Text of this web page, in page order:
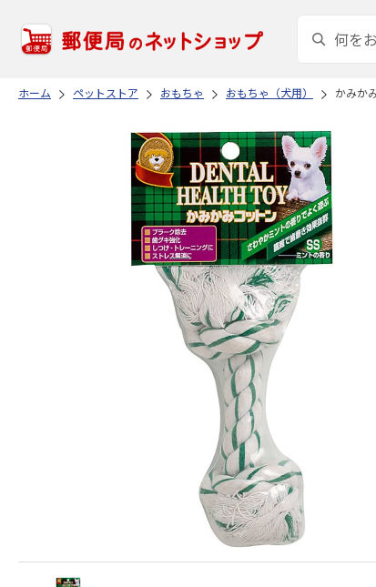
ホーム ペットストア おもちゃ おもちゃ（犬用） かみか